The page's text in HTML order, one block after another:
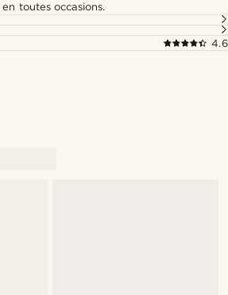
toutes occasions.
4.6